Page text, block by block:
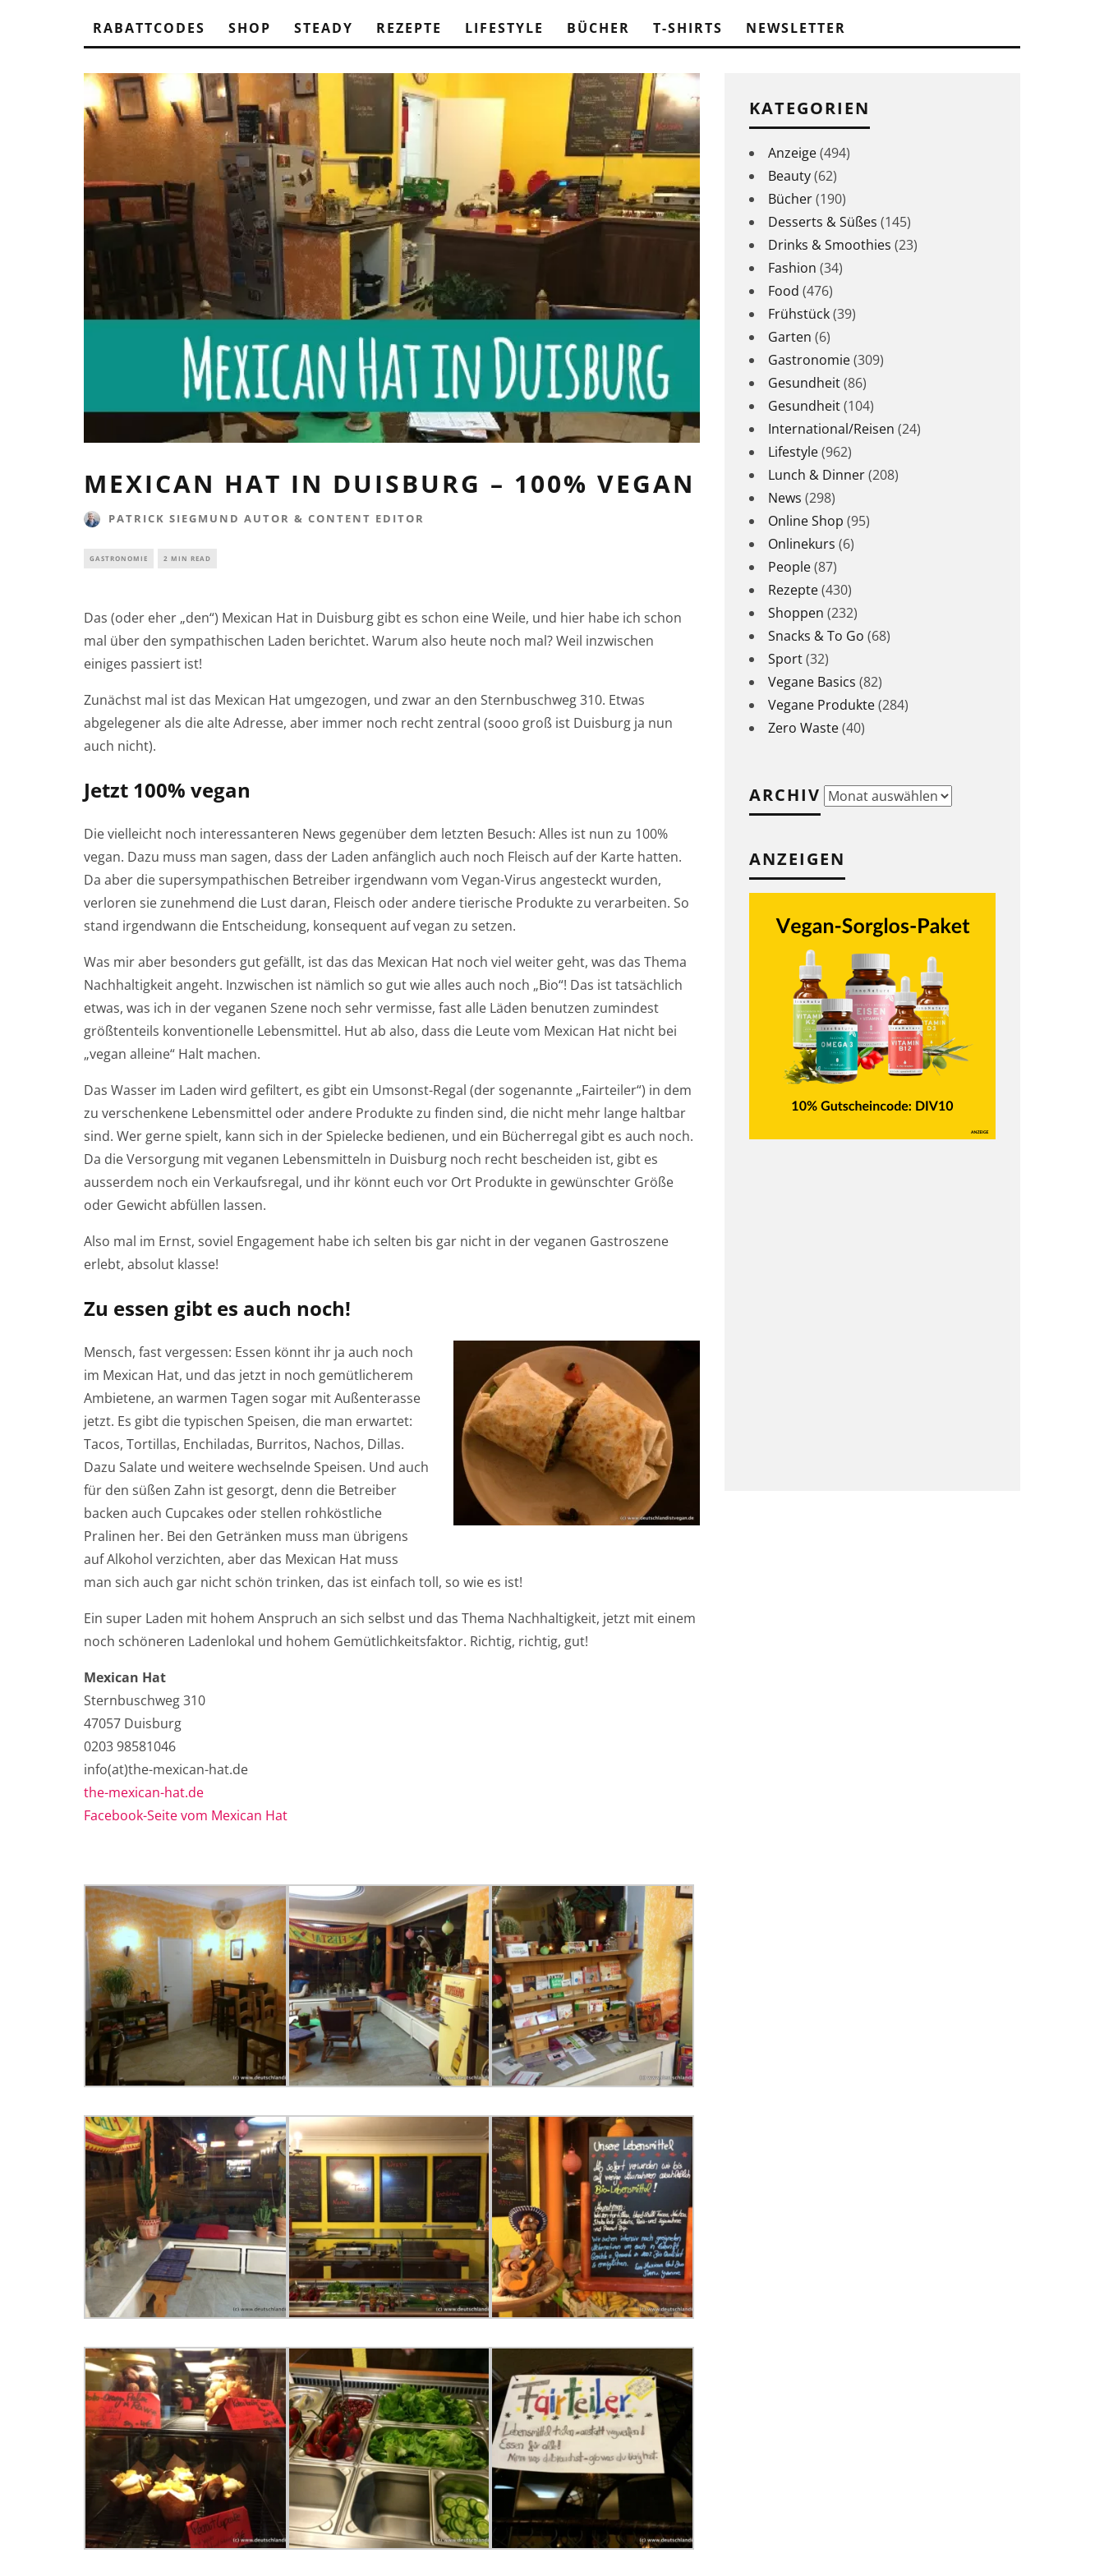
RABATTCODES SHOP STEADY REZEPTE LIFESTYLE BÜCHER T-SHIRTS NEWSLETTER
MEXICAN HAT IN DUISBURG – 100% VEGAN
PATRICK SIEGMUND AUTOR & CONTENT EDITOR
GASTRONOMIE 2 MIN READ
Das (oder eher „den“) Mexican Hat in Duisburg gibt es schon eine Weile, und hier habe ich schon
mal über den sympathischen Laden berichtet. Warum also heute noch mal? Weil inzwischen
einiges passiert ist!
Zunächst mal ist das Mexican Hat umgezogen, und zwar an den Sternbuschweg 310. Etwas
abgelegener als die alte Adresse, aber immer noch recht zentral (sooo groß ist Duisburg ja nun
auch nicht).
Jetzt 100% vegan
Die vielleicht noch interessanteren News gegenüber dem letzten Besuch: Alles ist nun zu 100%
vegan. Dazu muss man sagen, dass der Laden anfänglich auch noch Fleisch auf der Karte hatten.
Da aber die supersympathischen Betreiber irgendwann vom Vegan-Virus angesteckt wurden,
verloren sie zunehmend die Lust daran, Fleisch oder andere tierische Produkte zu verarbeiten. So
stand irgendwann die Entscheidung, konsequent auf vegan zu setzen.
Was mir aber besonders gut gefällt, ist das das Mexican Hat noch viel weiter geht, was das Thema
Nachhaltigkeit angeht. Inzwischen ist nämlich so gut wie alles auch noch „Bio“! Das ist tatsächlich
etwas, was ich in der veganen Szene noch sehr vermisse, fast alle Läden benutzen zumindest
größtenteils konventionelle Lebensmittel. Hut ab also, dass die Leute vom Mexican Hat nicht bei
„vegan alleine“ Halt machen.
Das Wasser im Laden wird gefiltert, es gibt ein Umsonst-Regal (der sogenannte „Fairteiler“) in dem
zu verschenkene Lebensmittel oder andere Produkte zu finden sind, die nicht mehr lange haltbar
sind. Wer gerne spielt, kann sich in der Spielecke bedienen, und ein Bücherregal gibt es auch noch.
Da die Versorgung mit veganen Lebensmitteln in Duisburg noch recht bescheiden ist, gibt es
ausserdem noch ein Verkaufsregal, und ihr könnt euch vor Ort Produkte in gewünschter Größe
oder Gewicht abfüllen lassen.
Also mal im Ernst, soviel Engagement habe ich selten bis gar nicht in der veganen Gastroszene
erlebt, absolut klasse!
Zu essen gibt es auch noch!
Mensch, fast vergessen: Essen könnt ihr ja auch noch
im Mexican Hat, und das jetzt in noch gemütlicherem
Ambietene, an warmen Tagen sogar mit Außenterasse
jetzt. Es gibt die typischen Speisen, die man erwartet:
Tacos, Tortillas, Enchiladas, Burritos, Nachos, Dillas.
Dazu Salate und weitere wechselnde Speisen. Und auch
für den süßen Zahn ist gesorgt, denn die Betreiber
backen auch Cupcakes oder stellen rohköstliche
Pralinen her. Bei den Getränken muss man übrigens
auf Alkohol verzichten, aber das Mexican Hat muss
man sich auch gar nicht schön trinken, das ist einfach toll, so wie es ist!
Ein super Laden mit hohem Anspruch an sich selbst und das Thema Nachhaltigkeit, jetzt mit einem
noch schöneren Ladenlokal und hohem Gemütlichkeitsfaktor. Richtig, richtig, gut!
Mexican Hat
Sternbuschweg 310
47057 Duisburg
0203 98581046
info(at)the-mexican-hat.de
the-mexican-hat.de
Facebook-Seite vom Mexican Hat
KATEGORIEN
Anzeige(494)
Beauty(62)
Bücher(190)
Desserts & Süßes (145)
Drinks & Smoothies (23)
Fashion (34)
Food (476)
Frühstück(39)
Garten (6)
Gastronomie(309)
Gesundheit(86)
Gesundheit(104)
International/Reisen (24)
Lifestyle(962)
Lunch & Dinner(208)
News (298)
Online Shop (95)
Onlinekurs (6)
People(87)
Rezepte(430)
Shoppen (232)
Snacks & To Go (68)
Sport(32)
Vegane Basics (82)
Vegane Produkte(284)
Zero Waste(40)
ARCHIV Archiv
ANZEIGEN